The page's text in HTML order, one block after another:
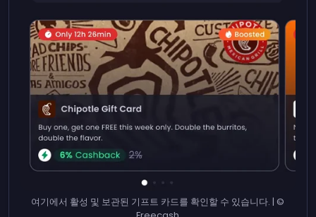
여기에서 활성 및 보관된 기프트 카드를 확인할 수 있습니다. | ©